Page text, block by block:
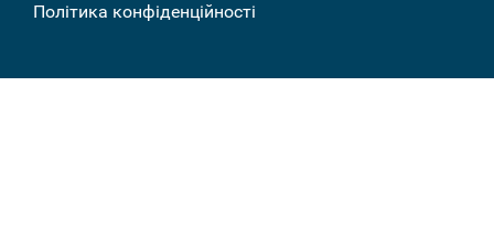
Політика конфіденційності